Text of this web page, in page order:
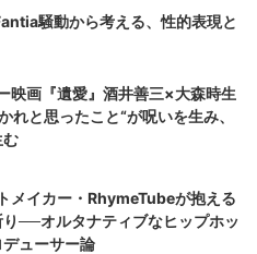
騒動から考える、性的表現と
映画『遺愛』酒井善三×大森時生
れと思ったこと“が呪いを生み、
む
メイカー・RhymeTubeが抱える
──オルタナティブなヒップホッ
ューサー論